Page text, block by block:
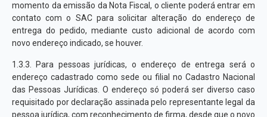
momento da emissão da Nota Fiscal, o cliente poderá entrar em
contato com o SAC para solicitar alteração do endereço de
entrega do pedido, mediante custo adicional de acordo com
novo endereço indicado, se houver.
1.3.3. Para pessoas jurídicas, o endereço de entrega será o
endereço cadastrado como sede ou filial no Cadastro Nacional
das Pessoas Jurídicas. O endereço só poderá ser diverso caso
requisitado por declaração assinada pelo representante legal da
pessoa jurídica, com reconhecimento de firma, desde que o novo